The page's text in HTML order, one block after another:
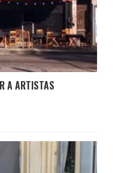
A ARTISTAS